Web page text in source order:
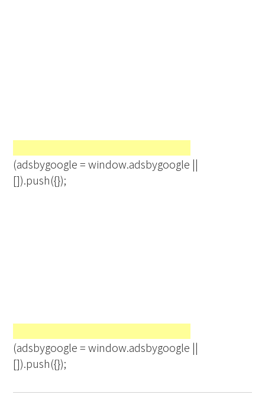
(adsbygoogle = window.adsbygoogle ||
[]).push({});
(adsbygoogle = window.adsbygoogle ||
[]).push({});